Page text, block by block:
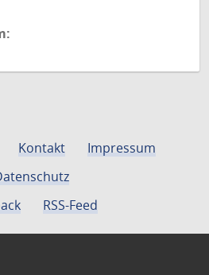
Kontakt
Impressum
RSS-Feed